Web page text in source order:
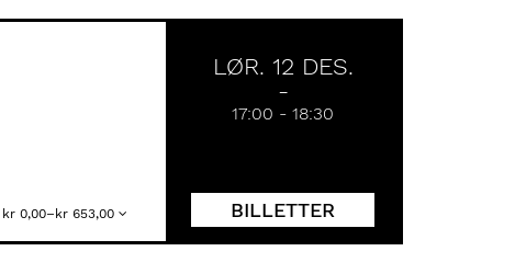
kr 0,00–kr 653,00
LØR. 12 DES.
17:00 - 18:30
BILLETTER